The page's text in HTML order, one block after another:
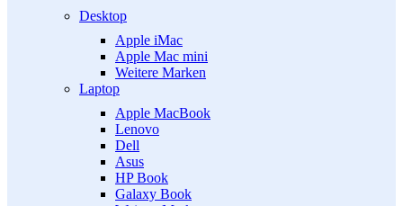
Desktop
Apple iMac
Apple Mac mini
Weitere Marken
Laptop
Apple MacBook
Lenovo
Dell
Asus
HP Book
Galaxy Book